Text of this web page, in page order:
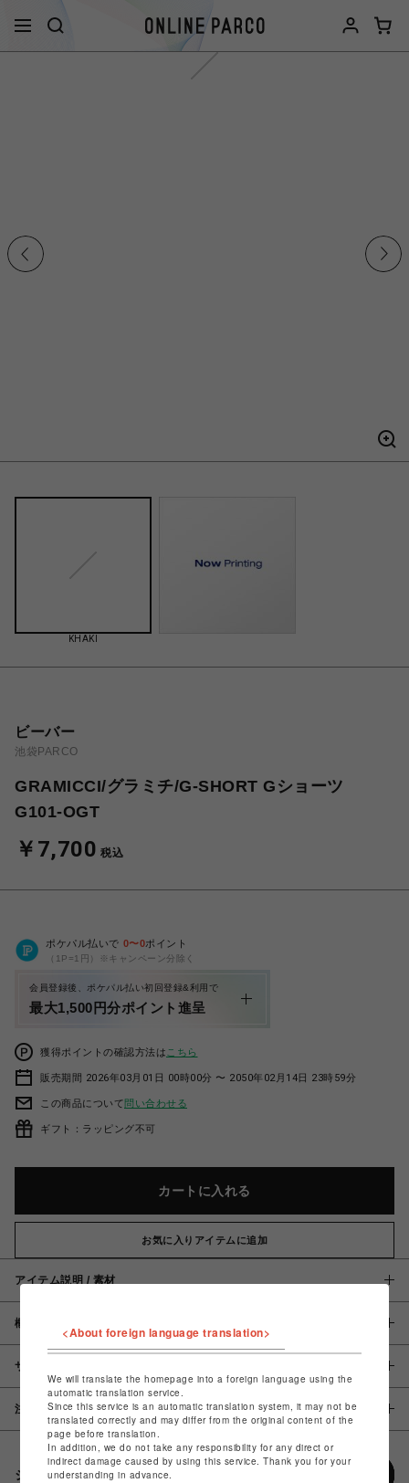
KHAKI
ビーバー
池袋PARCO
GRAMICCI/グラミチ/G-SHORT Gショーツ
G101-OGT
￥7,700 税込
ポケパル払いで 0〜0ポイント
（1P=1円）※キャンペーン分除く
会員登録後、ポケパル払い初回登録&利用で
最大1,500円分ポイント進呈
獲得ポイントの確認方法は こちら
販売期間 2026年03月01日 00時00分 〜 2050年02月14日 23時59分
この商品について問い合わせる
ギフト：ラッピング不可
カートに入れる
お気に入りアイテムに追加
アイテム説明 / 素材
概要
サイズ
注意事項
シェアする
<About foreign language translation>
We will translate the homepage into a foreign language using the
automatic translation service.
Since this service is an automatic translation system, it may not be
translated correctly and may differ from the original content of the
page before translation.
In addition, we do not take any responsibility for any direct or
indirect damage caused by using this service. Thank you for your
understanding in advance.